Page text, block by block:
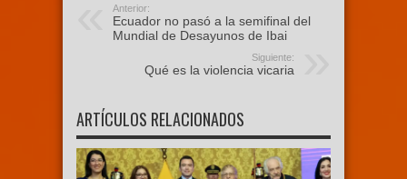
Anterior:
Ecuador no pasó a la semifinal del
Mundial de Desayunos de Ibai
Siguiente:
Qué es la violencia vicaria
ARTÍCULOS RELACIONADOS